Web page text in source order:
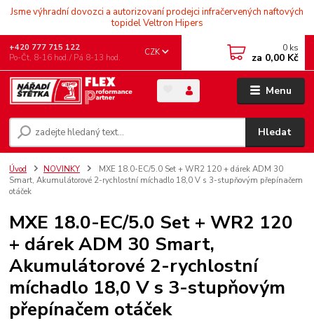
Jsme výhradní dovozci a autorizovaní prodejci infračervených naftových
topidel Veltron Hipers
Menu
CZK
Hledat
+420 777 715 122
Po-Čt, 8-16 hod./ Pá 8-13 hod.
0 ks
za 0,00 Kč
Úvod NOVINKY
MXE 18.0-EC/5.0 Set + WR2 120 + dárek ADM 30
Smart, Akumulátorové 2-rychlostní míchadlo 18,0 V s 3-stupňovým přepínačem
otáček
MXE 18.0-EC/5.0 Set + WR2 120
+ dárek ADM 30 Smart,
Akumulátorové 2-rychlostní
míchadlo 18,0 V s 3-stupňovým
přepínačem otáček